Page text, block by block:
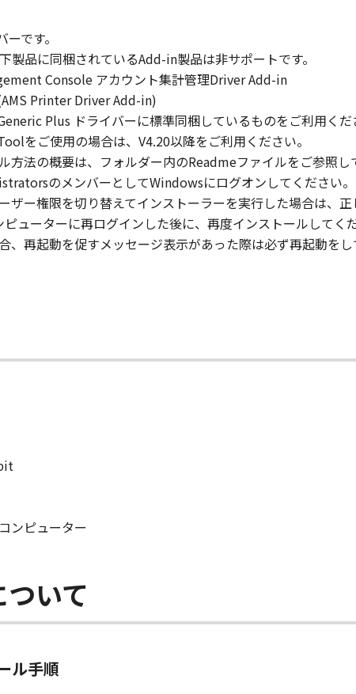
トウェア」の全部または一部を修正、改変、逆コンパイル
また第三者にこのような行為をさせてはなりません。
ェア」に含まれるキヤノンまたはキヤノンのライセンサー
る権原および所有権は、その内容によりキヤノンまたはキ
たは関連する外国政府より必要な許可等を得ることなしに
プデート
会社、関係会社、それらの販売代理店および販売店、並び
すること、および「本ソフトウェア」に対してアップデ
は、『現状のまま』の状態で使用許諾されます。キヤノン、
の販売代理店または販売店のいずれも、「本ソフトウェア
も、明示たると黙示たるとを問わず一切しないものとします
のライセンサー、キヤノンの子会社、キヤノンの関連会社、
たは使用不能から生ずるいかなる損害（逸失利益およびそ
言います。）について、適用法で認められる限り、一切の
のライセンサー、キヤノンの子会社、キヤノンの関連会社、
です。
製品に同梱されているAdd-in製品は非サポートです。
Console アカウント集計管理Driver Add-in
Printer Driver Add-in)
Plus ドライバーに標準同梱しているものをご利用くだ
をご使用の場合は、V4.20以降をご利用ください。
方法の概要は、フォルダー内のReadmeファイルをご参照し
のメンバーとしてWindowsにログオンしてください。
ザー権限を切り替えてインストーラーを実行した場合は、
ューターに再ログインした後に、再度インストールしてくだ
、再起動を促すメッセージ表示があった際は必ず再起動を
ンピューター
いて
ル手順